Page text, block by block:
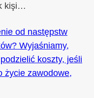
kişi…